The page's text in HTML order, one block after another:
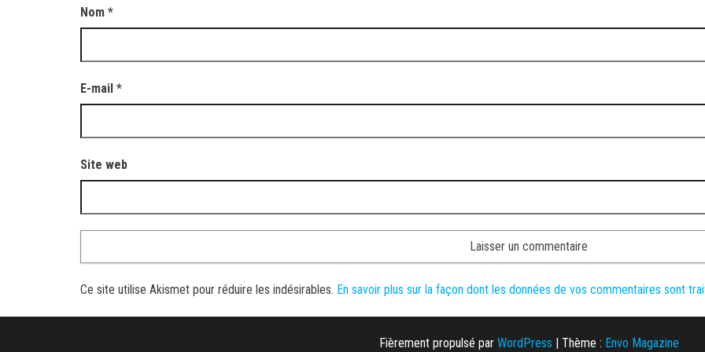
Nom *
E-mail *
Site web
Ce site utilise Akismet pour réduire les indésirables. En savoir plus sur la façon dont les données de vos commentaires sont
Fièrement propulsé par WordPress | Thème : Envo Magazine